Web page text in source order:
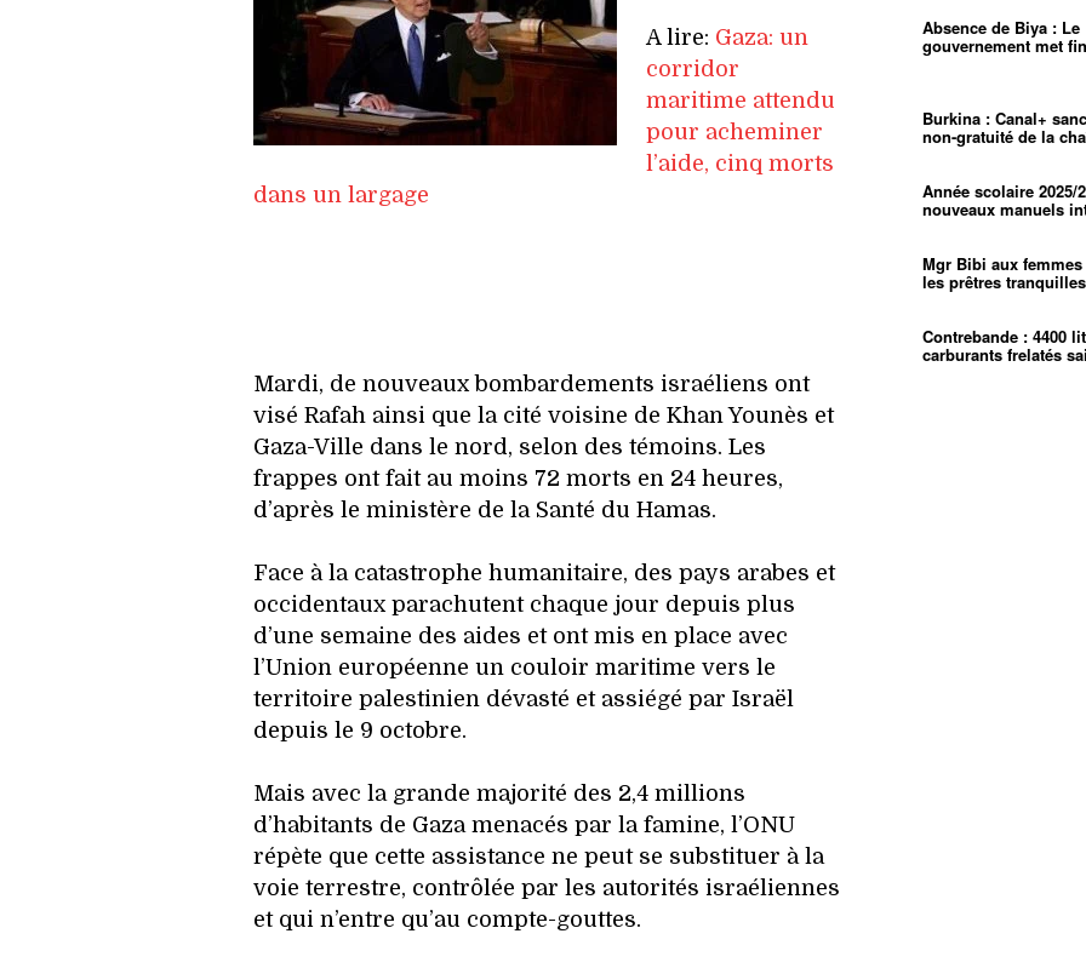
A lire: Gaza: un
corridor
maritime attendu
pour acheminer
l’aide, cinq morts
dans un largage
Mardi, de nouveaux bombardements israéliens ont
visé Rafah ainsi que la cité voisine de Khan Younès et
Gaza-Ville dans le nord, selon des témoins. Les
frappes ont fait au moins 72 morts en 24 heures,
d’après le ministère de la Santé du Hamas.
Face à la catastrophe humanitaire, des pays arabes et
occidentaux parachutent chaque jour depuis plus
d’une semaine des aides et ont mis en place avec
l’Union européenne un couloir maritime vers le
territoire palestinien dévasté et assiégé par Israël
depuis le 9 octobre.
Mais avec la grande majorité des 2,4 millions
d’habitants de Gaza menacés par la famine, l’ONU
répète que cette assistance ne peut se substituer à la
voie terrestre, contrôlée par les autorités israéliennes
et qui n’entre qu’au compte-gouttes.
Échec
Le père
L’État
mieux
01:27
Entre
mentale
01:12
01:12
Absence de Biya : Le
gouvernement met
Burkina : Canal+
non-gratuité de la
Année scolaire 2025/
nouveaux manuels
Mgr Bibi aux
les prêtres
Contrebande : 4400
carburants frelatés